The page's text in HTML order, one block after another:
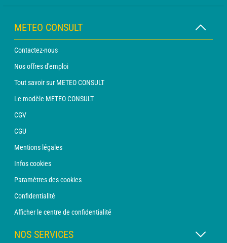
METEO CONSULT
Contactez-nous
Nos offres d'emploi
Tout savoir sur METEO CONSULT
Le modèle METEO CONSULT
CGV
CGU
Mentions légales
Infos cookies
Paramètres des cookies
Confidentialité
Afficher le centre de confidentialité
NOS SERVICES